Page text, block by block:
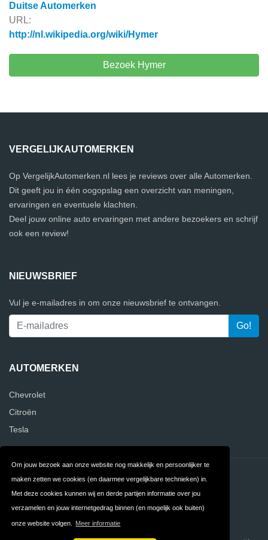
Om jouw bezoek aan onze website nog makkelijk en persoonlijker te
maken zetten we cookies (en daarmee vergelijkbare technieken) in.
Met deze cookies kunnen wij en derde partijen informatie over jou
verzamelen en jouw internetgedrag binnen (en mogelijk ook buiten)
onze website volgen. Meer informatie
Duitse Automerken
URL:
http://nl.wikipedia.org/wiki/Hymer
Bezoek Hymer
VERGELIJKAUTOMERKEN
Op VergelijkAutomerken.nl lees je reviews over alle Automerken.
Dit geeft jou in één oogopslag een overzicht van meningen,
ervaringen en eventuele klachten.
Deel jouw online auto ervaringen met andere bezoekers en schrijf
ook een review!
NIEUWSBRIEF
Vul je e-mailadres in om onze nieuwsbrief te ontvangen.
AUTOMERKEN
Chevrolet
Citroën
Tesla
Contact Privacy
Algemene FAQ